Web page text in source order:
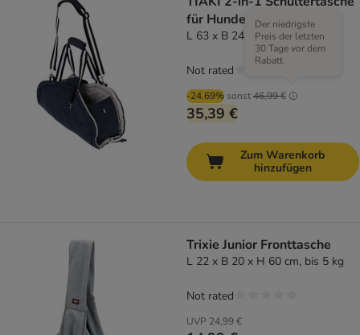
für Hunde
L 63 x B 24 x H 30 cm
-24.69% sonst46,99 €
Der niedrigste
Preis der letzten
30 Tage vor dem
Rabatt
35,39 €
Not rated
Zum Warenkorb
hinzufügen
Trixie Junior Fronttasche
L 22 x B 20 x H 60 cm, bis 5 kg
UVP 24,99 €
Not rated